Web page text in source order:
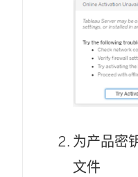
为产品密
文件